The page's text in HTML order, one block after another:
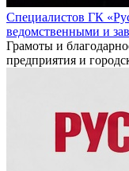
Специалистов ГК
ведомственными и
Грамоты и
предприятия и